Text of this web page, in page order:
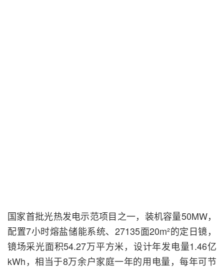
国家首批光热发电示范项目之一，装机容量50MW，
配置7小时熔盐储能系统、27135面20m²的定日镜，
镜场采光面积54.27万平方米，设计年发电量1.46亿
kWh，相当于8万余户家庭一年的用电量，每年可节